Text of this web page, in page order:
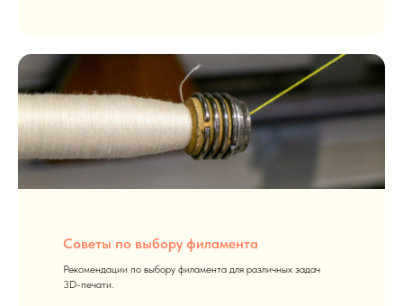
Советы по выбору филамента
Рекомендации по выбору филамента для различных задач
3D-печати.